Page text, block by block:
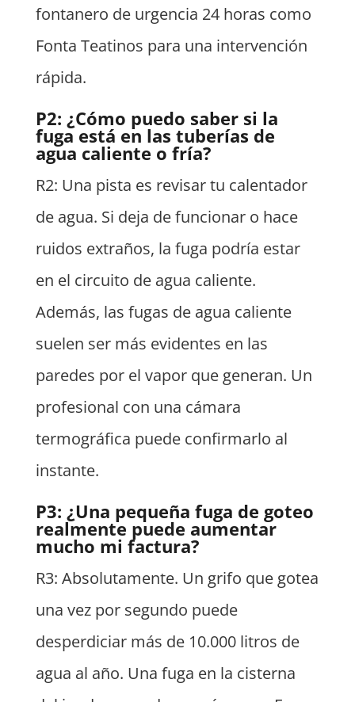
fontanero de urgencia 24 horas como
Fonta Teatinos para una intervención
rápida.
P2: ¿Cómo puedo saber si la
fuga está en las tuberías de
agua caliente o fría?
R2: Una pista es revisar tu calentador
de agua. Si deja de funcionar o hace
ruidos extraños, la fuga podría estar
en el circuito de agua caliente.
Además, las fugas de agua caliente
suelen ser más evidentes en las
paredes por el vapor que generan. Un
profesional con una cámara
termográfica puede confirmarlo al
instante.
P3: ¿Una pequeña fuga de goteo
realmente puede aumentar
mucho mi factura?
R3: Absolutamente. Un grifo que gotea
una vez por segundo puede
desperdiciar más de 10.000 litros de
agua al año. Una fuga en la cisterna